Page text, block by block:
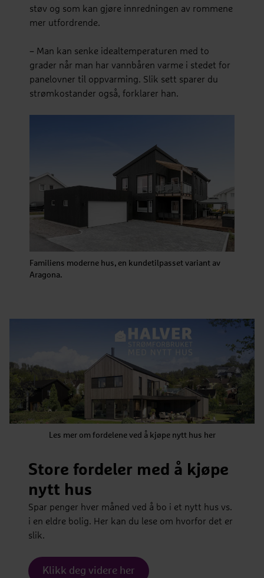
støv og som kan gjøre innredningen av rommene
mer utfordrende.
– Man kan senke idealtemperaturen med to
grader når man har vannbåren varme i stedet for
panelovner til oppvarming. Slik sett sparer du
strømkostander også, forklarer han.
Familiens moderne hus, en kundetilpasset variant av
Aragona.
Les mer om fordelene ved å kjøpe nytt hus her
Store fordeler med å kjøpe
nytt hus
Spar penger hver måned ved å bo i et nytt hus vs.
i en eldre bolig. Her kan du lese om hvorfor det er
slik.
Klikk deg videre her